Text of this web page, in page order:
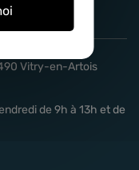
Vitry-en-Artois
de 9h à 13h et de